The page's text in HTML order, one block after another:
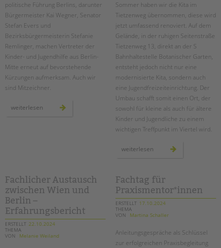
politische Führung Berlins, darunter
Bürgermeister Kai Wegner, Senator
Stefan Evers und
Bezirksbürgermeisterin Stefanie
Remlinger, machen Vertreter der
Kinder- und Jugendhilfe aus Berlin-
Mitte erneut auf bevorstehende
Kürzungen aufmerksam. Auch wir
sind Mitzeichner.
weiterlesen erneut
drohende
Sommer haben wir die Kita im
Tietzenweg übernommen, diese wird
jetzt umfassend renoviert. Auf dem
Gelände, in der ruhigen Seitenstraße
Tietzenweg 13, direkt an der S
Bahnhaltestelle Botanischer Garten,
entsteht jedoch nicht nur eine
modernisierte Kita, sondern auch
eine Jugendfreizeiteinrichtung. Der
Umbau schafft somit einen Ort, der
sowohl für kleine als auch für ältere
Kinder und Jugendliche zu einem
wichtigen Treffpunkt im Viertel wird.
weiterlesen
die
kita
tietzenweg
in
steglitz-
zehlendorf
Fachlicher Austausch
zwischen Wien und
Berlin –
Erfahrungsbericht
ERSTELLT 22.10.2024
THEMA
VON
Melanie Weiland
Fachtag für
Praxismentor*innen
ERSTELLT 17.10.2024
THEMA
VON
Martina Schaller
Anleitungsgespräche als Schlüssel
zur erfolgreichen Praxisbegleitung